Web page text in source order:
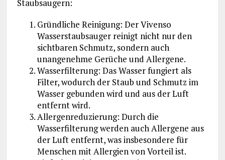
Staubsaugern:
Gründliche Reinigung: Der Vivenso
Wasserstaubsauger reinigt nicht nur den
sichtbaren Schmutz, sondern auch
unangenehme Gerüche und Allergene.
Wasserfilterung: Das Wasser fungiert als
Filter, wodurch der Staub und Schmutz im
Wasser gebunden wird und aus der Luft
entfernt wird.
Allergenreduzierung: Durch die
Wasserfilterung werden auch Allergene aus
der Luft entfernt, was insbesondere für
Menschen mit Allergien von Vorteil ist.